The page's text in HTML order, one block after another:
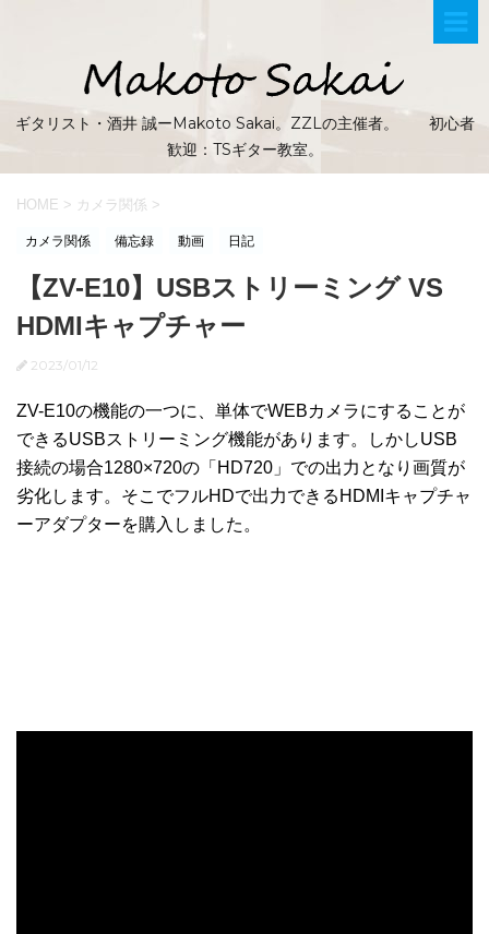
ギタリスト・酒井 誠ーMakoto Sakai。ZZLの主催者。 初心者
歓迎：TSギター教室。
HOME > カメラ関係 >
カメラ関係 備忘録 動画 日記
【ZV-E10】USBストリーミング VS
HDMIキャプチャー
2023/01/12
ZV-E10の機能の一つに、単体でWEBカメラにすることが
できるUSBストリーミング機能があります。しかしUSB
接続の場合1280×720の「HD720」での出力となり画質が
劣化します。そこでフルHDで出力できるHDMIキャプチャ
ーアダプターを購入しました。